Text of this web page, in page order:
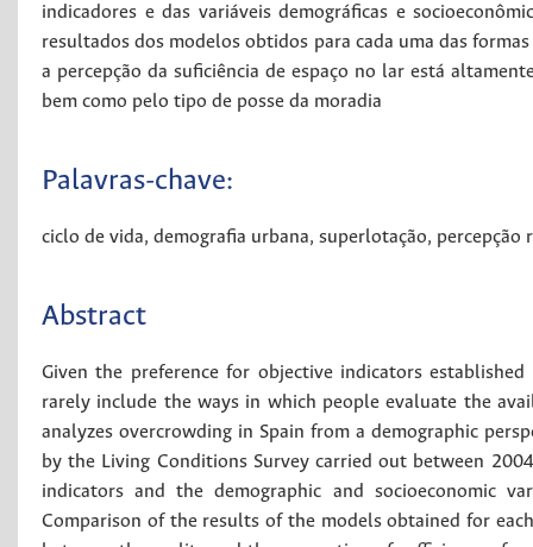
indicadores e das variáveis demográficas e
resultados dos modelos obtidos para cada uma das
a percepção da suficiência de espaço no lar está
bem como pelo tipo de posse da moradia
Palavras-chave:
ciclo de vida, demografia urbana, superlotação, percepção
Abstract
Given the preference for objective indicators
rarely include the ways in which people evaluate the
analyzes overcrowding in Spain from a demographic
by the Living Conditions Survey carried out between
indicators and the demographic and socioeconomic
Comparison of the results of the models obtained for